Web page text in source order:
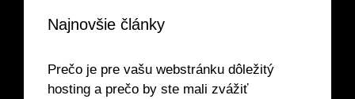
Najnovšie články
Prečo je pre vašu webstránku dôležitý
hosting a prečo by ste mali zvážiť